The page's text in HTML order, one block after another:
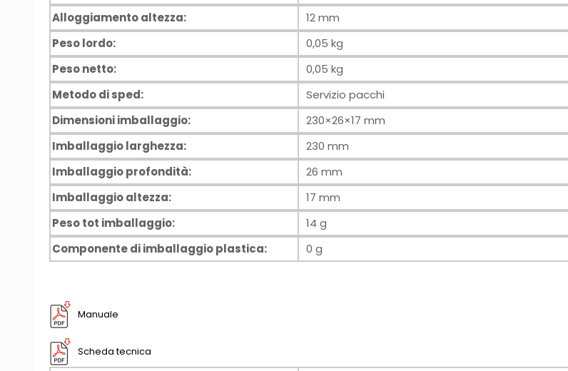
Alloggiamento altezza:
12 mm
Peso lordo:
0,05 kg
Peso netto:
0,05 kg
Metodo di sped:
Servizio pacchi
Dimensioni imballaggio:
230×26×17 mm
Imballaggio larghezza:
230 mm
Imballaggio profondità:
26 mm
Imballaggio altezza:
17 mm
Peso tot imballaggio:
14 g
Componente di imballaggio plastica:
0 g
Manuale
Scheda tecnica